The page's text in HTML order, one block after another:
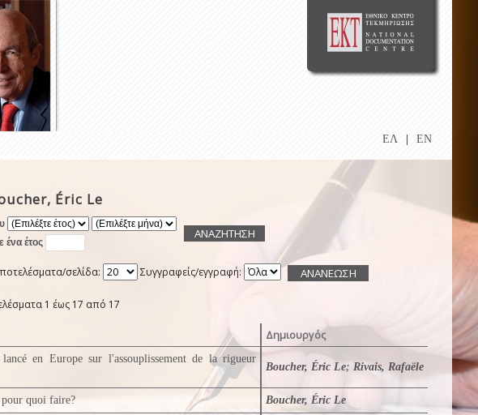
ΕΛ EN
Éric Le
έτος
σελίδα: Συγγραφείς/εγγραφή:
1 έως 17 από 17
Δημιουργός
en Europe sur l'assouplissement de la rigueur
Boucher, Éric Le; Rivais, Rafaële
pour quoi faire? Boucher, Éric Le